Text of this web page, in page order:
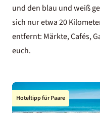
und den blau und weiß
sich nur etwa 20
entfernt: Märkte, Cafés,
euch.
Hoteltipp für Paare